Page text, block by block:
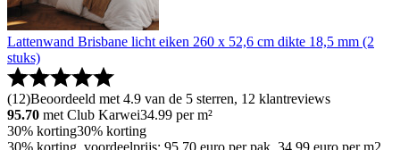
Lattenwand Brisbane licht eiken 260 x 52,6 cm dikte 18,5 mm (2
stuks)
(12)Beoordeeld met 4.9 van de 5 sterren, 12 klantreviews
95.70 met Club Karwei34.99 per m²
30% korting30% korting
30% korting, voordeelprijs: 95.70 euro per pak, 34.99 euro per m2